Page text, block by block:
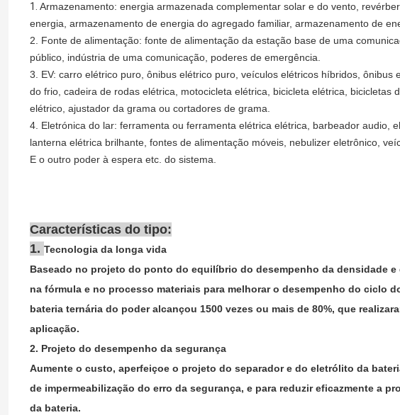
1. Armazenamento: energia armazenada complementar solar e do vento,
energia, armazenamento de energia do agregado familiar, armazenamento de
2. Fonte de alimentação: fonte de alimentação da estação base de uma
público, indústria de uma comunicação, poderes de emergência.
3. EV: carro elétrico puro, ônibus elétrico puro, veículos elétricos híbridos,
do frio, cadeira de rodas elétrica, motocicleta elétrica, bicicleta elétrica, bicicletas
elétrico, ajustador da grama ou cortadores de grama.
4. Eletrónica do lar: ferramenta ou ferramenta elétrica elétrica, barbeador audio,
lanterna elétrica brilhante, fontes de alimentação móveis, nebulizer eletrônico,
E o outro poder à espera etc. do sistema.
Características do tipo:
1. Tecnologia da longa vida
Baseado no projeto do ponto do equilíbrio do desempenho da densidade
na fórmula e no processo materiais para melhorar o desempenho do ciclo
bateria ternária do poder alcançou 1500 vezes ou mais de 80%, que
aplicação.
2. Projeto do desempenho da segurança
Aumente o custo, aperfeiçoe o projeto do separador e do eletrólito da
de impermeabilização do erro da segurança, e para reduzir eficazmente a
da bateria.